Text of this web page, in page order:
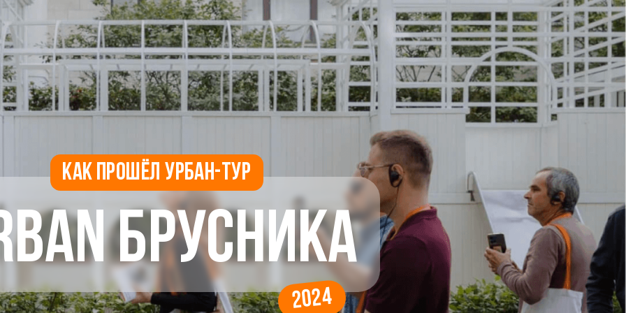
Брусника
как прошёл урбан-тур
2024